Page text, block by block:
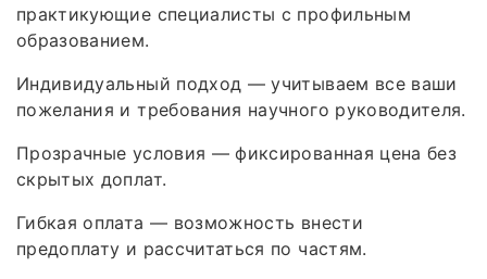
практикующие специалисты с профильным
образованием.
Индивидуальный подход — учитываем все ваши
пожелания и требования научного руководителя.
Прозрачные условия — фиксированная цена без
скрытых доплат.
Гибкая оплата — возможность внести
предоплату и рассчитаться по частям.